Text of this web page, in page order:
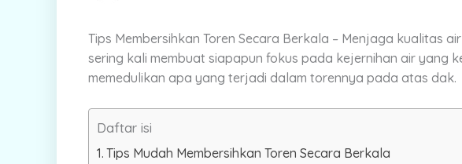
Tips Membersihkan Toren Secara Berkala – Menjaga kualitas
sering kali membuat siapapun fokus pada kejernihan air yang
memedulikan apa yang terjadi dalam torennya pada atas dak.
Daftar isi
Tips Mudah Membersihkan Toren Secara Berkala